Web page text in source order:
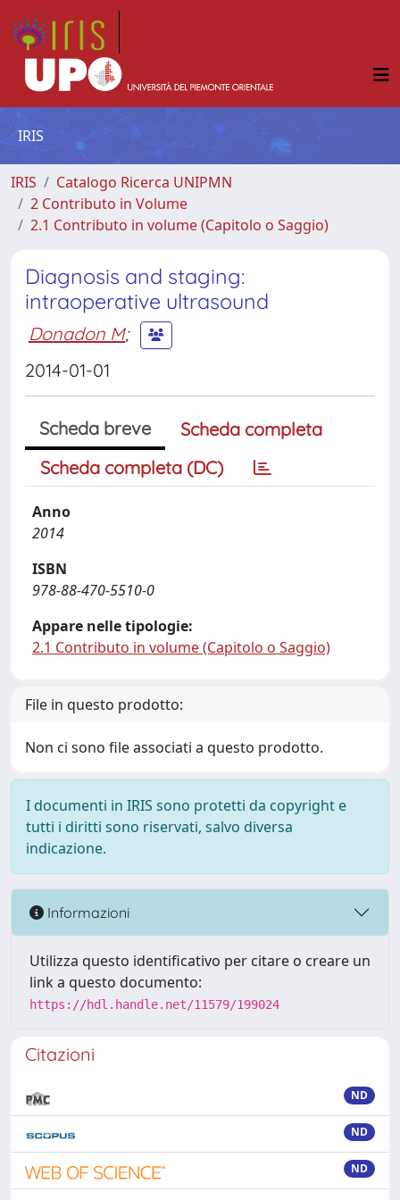
IRIS
IRIS
Catalogo Ricerca UNIPMN
2 Contributo in Volume
2.1 Contributo in volume (Capitolo o Saggio)
Diagnosis and staging:
intraoperative ultrasound
Donadon M;
2014-01-01
Scheda breve
Scheda completa
Scheda completa (DC)
Anno
2014
ISBN
978-88-470-5510-0
Appare nelle tipologie:
2.1 Contributo in volume (Capitolo o Saggio)
File in questo prodotto:
Non ci sono file associati a questo prodotto.
I documenti in IRIS sono protetti da copyright e
tutti i diritti sono riservati, salvo diversa
indicazione.
Informazioni
Utilizza questo identificativo per citare o creare un
link a questo documento:
https://hdl.handle.net/11579/199024
Citazioni
ND
ND
ND